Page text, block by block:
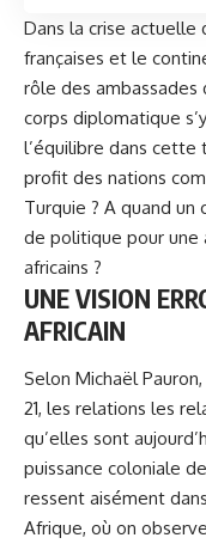
Dans la crise
françaises et le
rôle des ambassades
corps diplomatique
l’équilibre dans cette
profit des nations
Turquie ? A quand
de politique pour une
africains ?
UNE VISION
AFRICAIN
Selon Michaël Pauron
21, les relations les
qu’elles sont
puissance coloniale
ressent aisément
Afrique, où on